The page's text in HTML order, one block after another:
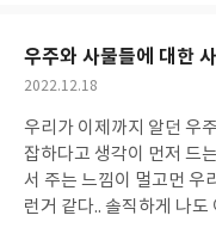
생을 살았을 거라는 개인적인 생각을
에 사용하는 사람과 나쁜곳에
피아를 이야기 하는 저자
똑같은 칼이지만 누구는
사람을 헤하는데 사용하는 것과 같
용하는 사람은 전혀 다른
시한번 생각해 본다.
읽게 되면서 알게 되었다. 시기와 인구의 차이는 있지만 흥망성쇄의
순서는 다 비슷한 순서를
수 있었다. 이 책은 한나라 역사의 모든 것을 기록한 책이다. 그래서
21명의 한나라 왕들의 이야기가 나온다. 정
게 만들어 전성기를 이루게 하는 왕도
주변인들에게 이끌려 대리 정치하
정 당하는 왕도 있고.. 어린 나이와 힘이 없어서 독살 당하는 왕의 이
우주와 사물들에 대한
작
일
2022.12.18
우리가 이제까지 알던 우
잡하다고 생각이 먼저 드는 이유는 뭘까?
서 주는 느낌이 멀고먼 우
런거 같다.. 솔직하게 나도 이 책을 선택해서 읽기 전에는 우주를 어